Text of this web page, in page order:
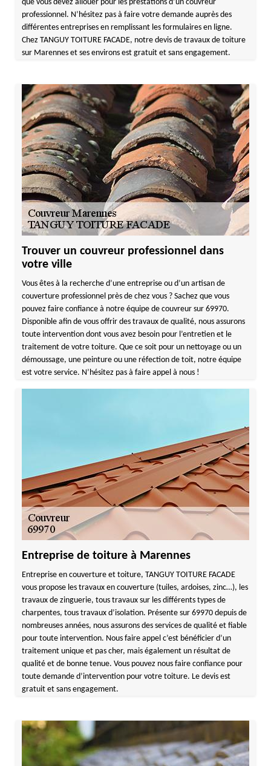
que vous devez allouer pour les prestations d’un couvreur
professionnel. N’hésitez pas à faire votre demande auprès des
différentes entreprises en remplissant les formulaires en ligne.
Chez TANGUY TOITURE FACADE, notre devis de travaux de toiture
sur Marennes et ses environs est gratuit et sans engagement.
Trouver un couvreur professionnel dans
votre ville
Vous êtes à la recherche d’une entreprise ou d’un artisan de
couverture professionnel près de chez vous ? Sachez que vous
pouvez faire confiance à notre équipe de couvreur sur 69970.
Disponible afin de vous offrir des travaux de qualité, nous assurons
toute intervention dont vous avez besoin pour l’entretien et le
traitement de votre toiture. Que ce soit pour un nettoyage ou un
démoussage, une peinture ou une réfection de toit, notre équipe
est votre service. N’hésitez pas à faire appel à nous !
Entreprise de toiture à Marennes
Entreprise en couverture et toiture, TANGUY TOITURE FACADE
vous propose les travaux en couverture (tuiles, ardoises, zinc…), les
travaux de zinguerie, tous travaux sur les différents types de
charpentes, tous travaux d’isolation. Présente sur 69970 depuis de
nombreuses années, nous assurons des services de qualité et fiable
pour toute intervention. Nous faire appel c’est bénéficier d’un
traitement unique et pas cher, mais également un résultat de
qualité et de bonne tenue. Vous pouvez nous faire confiance pour
toute demande d’intervention pour votre toiture. Le devis est
gratuit et sans engagement.